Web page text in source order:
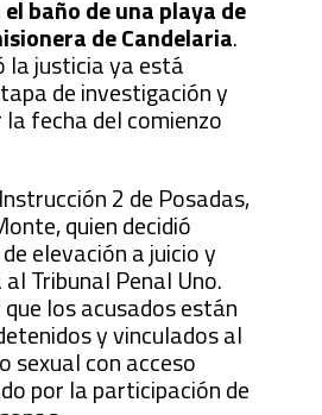
baño de una playa de
de Candelaria.
la justicia ya está
de investigación y
fecha del comienzo
2 de Posadas,
quien decidió
elevación a juicio y
Tribunal Penal Uno.
los acusados están
y vinculados al
sexual con acceso
por la participación de